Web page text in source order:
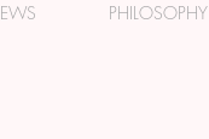
PHILOSOPHY